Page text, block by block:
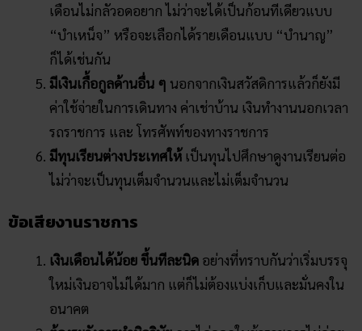
เดือนไม่กลัวอดอยาก ไม่ว่าจะได้เป็นก้อนทีเดียวแบบ
“บำเหน็จ” หรือจะเลือกได้รายเดือนแบบ “บำนาญ”
ก็ได้เช่นกัน
มีเงินเกื้อกูลด้านอื่น ๆ นอกจากเงินสวัสดิการแล้วก็ยังมี
ค่าใช้จ่ายในการเดินทาง ค่าเช่าบ้าน เงินทำงานนอกเวลา
รถราชการ และ โทรศัพท์ของทางราชการ
มีทุนเรียนต่างประเทศให้เป็นทุนไปศึกษาดูงานเรียนต่อ
ไม่ว่าจะเป็นทุนเต็มจำนวนและไม่เต็มจำนวน
ข้อเสียงานราชการ
เงินเดือนได้น้อย ขึ้นทีละนิด อย่างที่ทราบกันว่าเริ่มบรรจุ
ใหม่เงินอาจไม่ได้มาก แต่ก็ไม่ต้องแบ่งเก็บและมั่นคงใน
อนาคต